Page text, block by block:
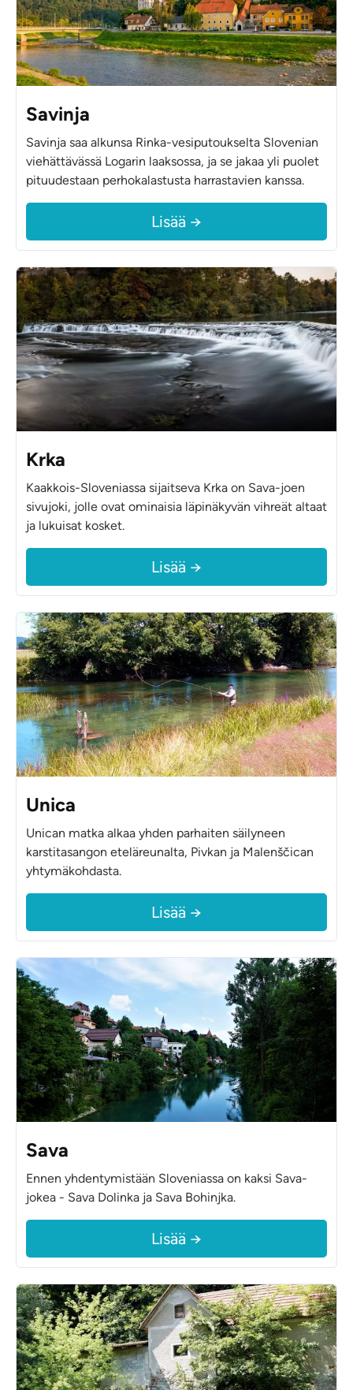
Savinja
Savinja saa alkunsa Rinka-vesiputoukselta Slovenian
viehättävässä Logarin laaksossa, ja se jakaa yli puolet
pituudestaan perhokalastusta harrastavien kanssa.
Lisää →
Krka
Kaakkois-Sloveniassa sijaitseva Krka on Sava-joen
sivujoki, jolle ovat ominaisia läpinäkyvän vihreät altaat
ja lukuisat kosket.
Lisää →
Unica
Unican matka alkaa yhden parhaiten säilyneen
karstitasangon eteläreunalta, Pivkan ja Malenščican
yhtymäkohdasta.
Lisää →
Sava
Ennen yhdentymistään Sloveniassa on kaksi Sava-
jokea - Sava Dolinka ja Sava Bohinjka.
Lisää →